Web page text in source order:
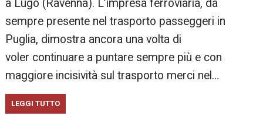
a Lugo (Ravenna). L’impresa ferroviaria, da
sempre presente nel trasporto passeggeri in
Puglia, dimostra ancora una volta di
voler continuare a puntare sempre più e con
maggiore incisività sul trasporto merci nel…
LEGGI TUTTO